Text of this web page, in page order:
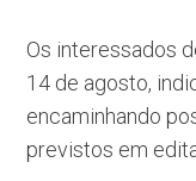
Os interessados
14 de agosto,
encaminhando
previstos em